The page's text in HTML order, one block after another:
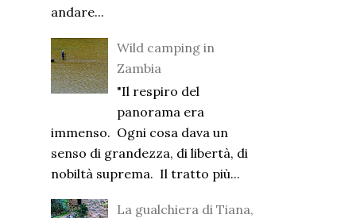
andare...
Wild camping in
Zambia
"Il respiro del
panorama era
immenso. Ogni cosa dava un
senso di grandezza, di libertà, di
nobiltà suprema. Il tratto più...
La gualchiera di Tiana,